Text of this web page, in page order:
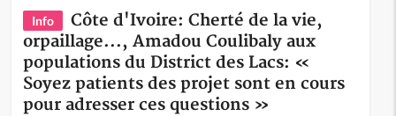
Info
Côte d'Ivoire: Cherté de la vie,
orpaillage..., Amadou Coulibaly aux
populations du District des Lacs: «
Soyez patients des projet sont en cours
pour adresser ces questions »